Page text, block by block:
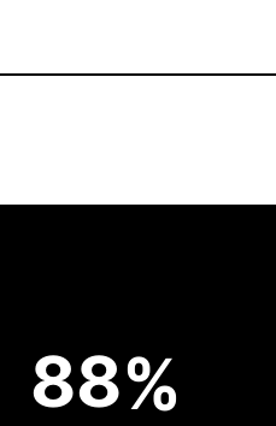
88